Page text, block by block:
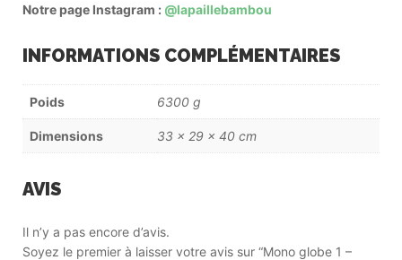
Notre page Instagram : @lapaillebambou
INFORMATIONS COMPLÉMENTAIRES
Poids 6300 g
Dimensions 33 × 29 × 40 cm
AVIS
Il n’y a pas encore d’avis.
Soyez le premier à laisser votre avis sur “Mono globe 1 –